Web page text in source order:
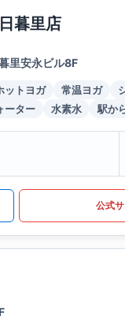
暮里店
里安永ビル8F
ットヨガ 常温ヨガ
ーター 水素水 駅か
公式